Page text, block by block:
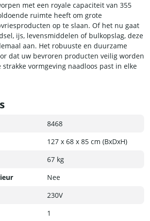
met een royale capaciteit van 355
ruimte heeft om grote
op te slaan. Of het nu gaat
ijs, levensmiddelen of bulkopslag, deze
aan. Het robuuste en duurzame
dat uw bevroren producten veilig worden
vormgeving naadloos past in elke
8468
127 x 68 x 85 cm (BxDxH)
67 kg
Nee
230V
1